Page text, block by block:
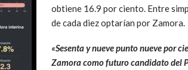
obtiene 16.9 por ciento. Entre
de cada diez optarían por Zamora.
«Sesenta y nueve punto nueve por
Zamora como futuro candidato del